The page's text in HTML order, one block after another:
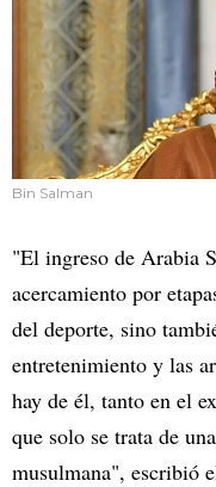
Bin Salman
"El ingreso de Arabia
acercamiento por
del deporte, sino
entretenimiento y las
hay de él, tanto en el
que solo se trata de
musulmana", escribió